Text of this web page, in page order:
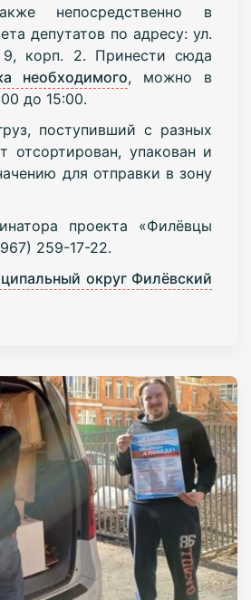
непосредственно в
депутатов по адресу: ул.
9, корп. 2. Принести сюда
необходимого, можно в
до 15:00.
поступивший с разных
отсортирован, упакован и
для отправки в зону
проекта «Филёвцы
259-17-22.
округ Филёвский